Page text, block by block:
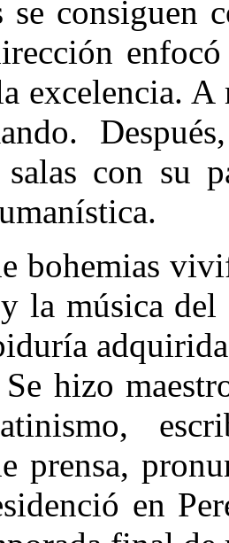
se consiguen
excelencia. A
con su
bohemias
la música del
hizo
prensa,
en